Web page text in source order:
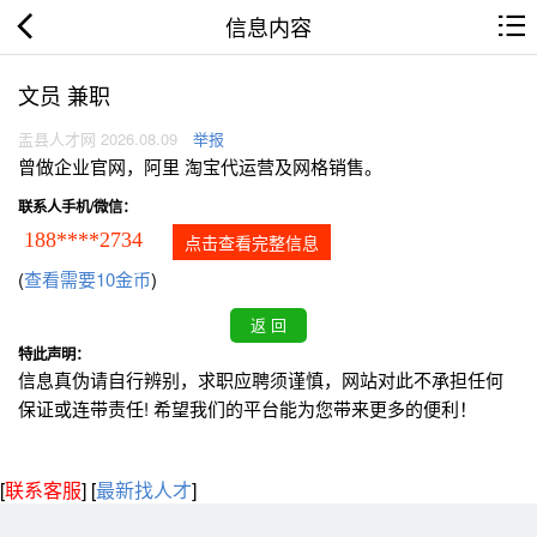
信息内容
文员 兼职
盂县人才网 2026.08.09 举报
曾做企业官网，阿里 淘宝代运营及网格销售。
联系人手机/微信：
188****2734 点击查看完整信息
(查看需要10金币)
特此声明：
信息真伪请自行辨别，求职应聘须谨慎，网站对此不承担任何
保证或连带责任! 希望我们的平台能为您带来更多的便利！
[联系客服] [最新找人才]